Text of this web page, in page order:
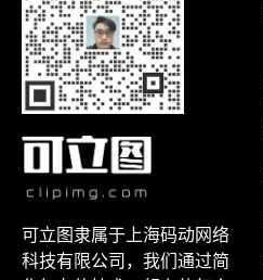
可立图隶属于上海码动网络
科技有限公司，我们通过简